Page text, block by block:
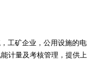
工矿企业，公用设施的
计量及考核管理，提供上